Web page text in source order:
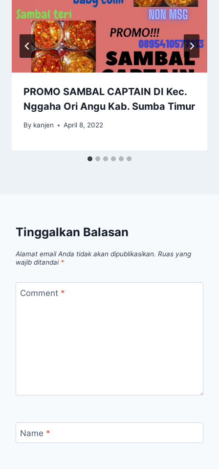
PROMO SAMBAL CAPTAIN DI Kec.
Nggaha Ori Angu Kab. Sumba Timur
By kanjen April 8, 2022
Tinggalkan Balasan
Alamat email Anda tidak akan dipublikasikan. Ruas yang
wajib ditandai *
Comment *
Name *